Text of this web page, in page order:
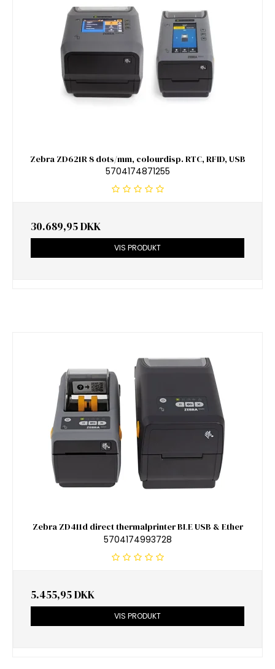
Zebra ZD621R 8 dots/mm, colourdisp. RTC, RFID, USB
5704174871255
30.689,95 DKK
VIS PRODUKT
Zebra ZD411d direct thermalprinter BLE USB & Ether
5704174993728
5.455,95 DKK
VIS PRODUKT